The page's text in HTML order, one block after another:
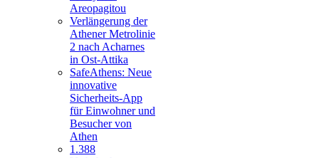
Areopagitou
Verlängerung der
Athener Metrolinie
2 nach Acharnes
in Ost-Attika
SafeAthens: Neue
innovative
Sicherheits-App
für Einwohner und
Besucher von
Athen
1.388